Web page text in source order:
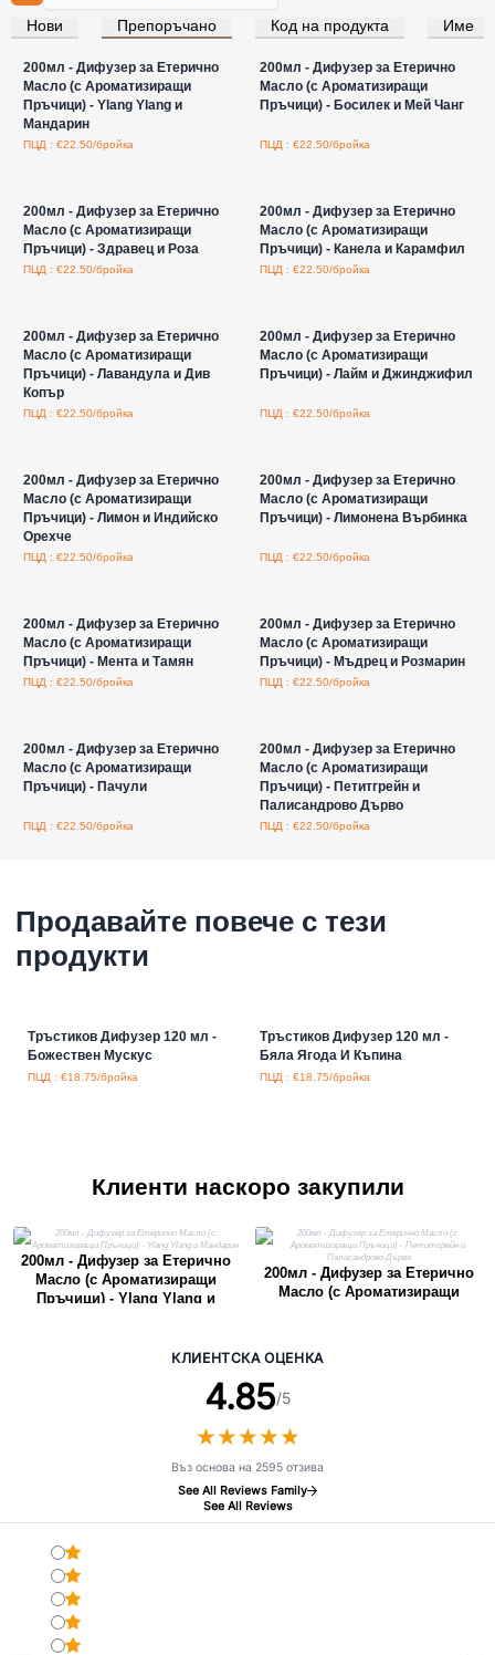
Нови Препоръчано Код на продукта Име
Влезте за цени на едро
200мл - Дифузер за Етерично
Масло (с Ароматизиращи
Пръчици) - Ylang Ylang и
Мандарин
ПЦД : €22.50/бройка
Влезте за цени на едро
200мл - Дифузер за Етерично
Масло (с Ароматизиращи
Пръчици) - Босилек и Мей Чанг
ПЦД : €22.50/бройка
200мл - Дифузер за Етерично
Масло (с Ароматизиращи
Пръчици) - Здравец и Роза
ПЦД : €22.50/бройка
200мл - Дифузер за Етерично
Масло (с Ароматизиращи
Пръчици) - Канела и Карамфил
ПЦД : €22.50/бройка
200мл - Дифузер за Етерично
Масло (с Ароматизиращи
Пръчици) - Лавандула и Див
Копър
ПЦД : €22.50/бройка
200мл - Дифузер за Етерично
Масло (с Ароматизиращи
Пръчици) - Лайм и Джинджифил
ПЦД : €22.50/бройка
200мл - Дифузер за Етерично
Масло (с Ароматизиращи
Пръчици) - Лимон и Индийско
Орехче
ПЦД : €22.50/бройка
200мл - Дифузер за Етерично
Масло (с Ароматизиращи
Пръчици) - Лимонена Върбинка
ПЦД : €22.50/бройка
200мл - Дифузер за Етерично
Масло (с Ароматизиращи
Пръчици) - Мента и Тамян
ПЦД : €22.50/бройка
200мл - Дифузер за Етерично
Масло (с Ароматизиращи
Пръчици) - Мъдрец и Розмарин
ПЦД : €22.50/бройка
200мл - Дифузер за Етерично
Масло (с Ароматизиращи
Пръчици) - Пачули
ПЦД : €22.50/бройка
200мл - Дифузер за Етерично
Масло (с Ароматизиращи
Пръчици) - Петитгрейн и
Палисандрово Дърво
ПЦД : €22.50/бройка
Продавайте повече с тези
продукти
Тръстиков Дифузер 120 мл -
Божествен Мускус
ПЦД : €18.75/бройка
Тръстиков Дифузер 120 мл -
Бяла Ягода И Къпина
ПЦД : €18.75/бройка
Клиенти наскоро закупили
200мл - Дифузер за Етерично
Масло (с Ароматизиращи
Пръчици) - Ylang Ylang и
200мл - Дифузер за Етерично
Масло (с Ароматизиращи
КЛИЕНТСКА ОЦЕНКА
4.85/5
★★★★★
★★★★★
Въз основа на 2595 отзива
See All Reviews Family
See All Reviews